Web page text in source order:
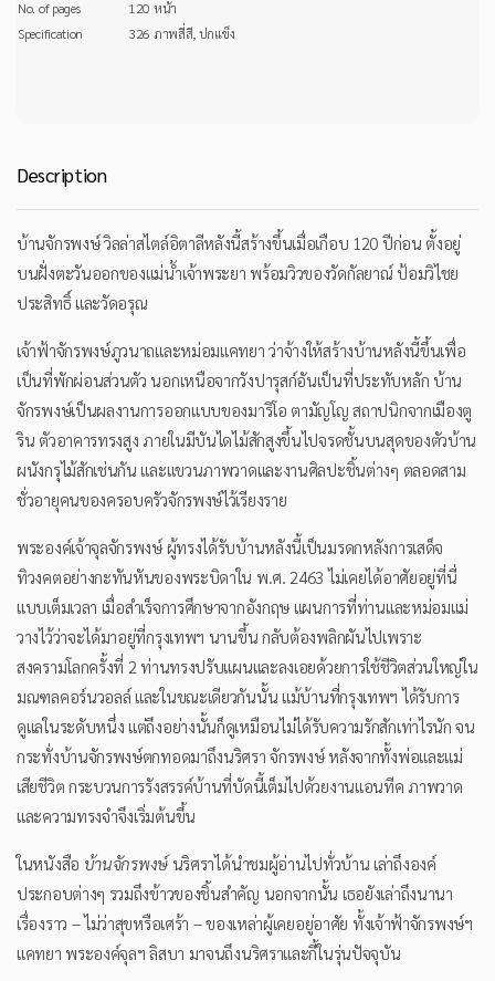
No. of pages
120 หน้า
Specification
326 ภาพสี่สี, ปกแข็ง
Description
บ้านจักรพงษ์ วิลล่าสไตล์อิตาลีหลังนี้สร้างขึ้นเมื่อเกือบ 120 ปีก่อน ตั้งอยู่
บนฝั่งตะวันออกของแม่น้ำเจ้าพระยา พร้อมวิวของวัดกัลยาณ์ ป้อมวิไชย
ประสิทธิ์ และวัดอรุณ
เจ้าฟ้าจักรพงษ์ภูวนาถและหม่อมแคทยา ว่าจ้างให้สร้างบ้านหลังนี้ขึ้นเพื่อ
เป็นที่พักผ่อนส่วนตัว นอกเหนือจากวังปารุสก์อันเป็นที่ประทับหลัก บ้าน
จักรพงษ์เป็นผลงานการออกแบบของมาริโอ ตามัญโญ สถาปนิกจากเมืองตู
ริน ตัวอาคารทรงสูง ภายในมีบันไดไม้สักสูงขึ้นไปจรดชั้นบนสุดของตัวบ้าน
ผนังกรุไม้สักเช่นกัน และแขวนภาพวาดและงานศิลปะชิ้นต่างๆ ตลอดสาม
ชั่วอายุคนของครอบครัวจักรพงษ์ไว้เรียงราย
พระองค์เจ้าจุลจักรพงษ์ ผู้ทรงได้รับบ้านหลังนี้เป็นมรดกหลังการเสด็จ
ทิวงคตอย่างกะทันหันของพระบิดาใน พ.ศ. 2463 ไม่เคยได้อาศัยอยู่ที่นี่
แบบเต็มเวลา เมื่อสำเร็จการศึกษาจากอังกฤษ แผนการที่ท่านและหม่อมแม่
วางไว้ว่าจะได้มาอยู่ที่กรุงเทพฯ นานขึ้น กลับต้องพลิกผันไปเพราะ
สงครามโลกครั้งที่ 2 ท่านทรงปรับแผนและลงเอยด้วยการใช้ชีวิตส่วนใหญ่ใน
มณฑลคอร์นวอลล์ และในขณะเดียวกันนั้น แม้บ้านที่กรุงเทพฯ ได้รับการ
ดูแลในระดับหนึ่ง แต่ถึงอย่างนั้นก็ดูเหมือนไม่ได้รับความรักสักเท่าไรนัก จน
กระทั่งบ้านจักรพงษ์ตกทอดมาถึงนริศรา จักรพงษ์ หลังจากทั้งพ่อและแม่
เสียชีวิต กระบวนการรังสรรค์บ้านที่บัดนี้เต็มไปด้วยงานแอนทีค ภาพวาด
และความทรงจำจึงเริ่มต้นขึ้น
ในหนังสือ บ้านจักรพงษ์ นริศราได้นำชมผู้อ่านไปทั่วบ้าน เล่าถึงองค์
ประกอบต่างๆ รวมถึงข้าวของชิ้นสำคัญ นอกจากนั้น เธอยังเล่าถึงนานา
เรื่องราว – ไม่ว่าสุขหรือเศร้า – ของเหล่าผู้เคยอยู่อาศัย ทั้งเจ้าฟ้าจักรพงษ์ฯ
แคทยา พระองค์จุลฯ ลิสบา มาจนถึงนริศราและกี้ในรุ่นปัจจุบัน